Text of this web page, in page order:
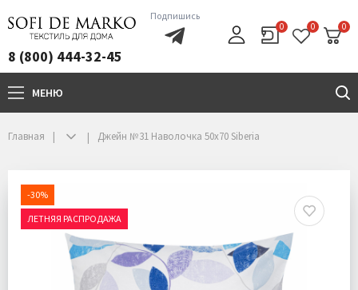
8 (800) 444-32-45
Подпишись
0 0 0
МЕНЮ
+7(800)444-32-45
Главная Джейн №31 Наволочка 50х70 Siberia
-30%
ЛЕТНЯЯ РАСПРОДАЖА